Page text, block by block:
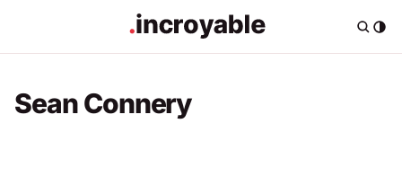
Sean Connery